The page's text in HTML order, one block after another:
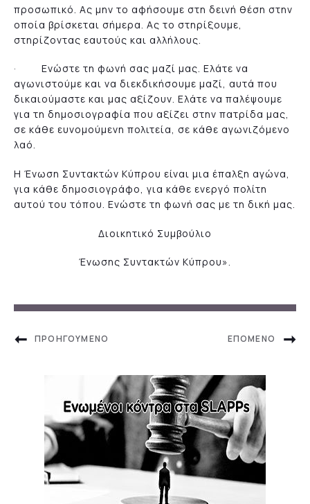
προσωπικό. Ας μην το αφήσουμε στη δεινή θέση στην
οποία βρίσκεται σήμερα. Ας το στηρίξουμε,
στηρίζοντας εαυτούς και αλλήλους.
· Ενώστε τη φωνή σας μαζί μας. Ελάτε να
αγωνιστούμε και να διεκδικήσουμε μαζί, αυτά που
δικαιούμαστε και μας αξίζουν. Ελάτε να παλέψουμε
για τη δημοσιογραφία που αξίζει στην πατρίδα μας,
σε κάθε ευνομούμενη πολιτεία, σε κάθε αγωνιζόμενο
λαό.
Η Ένωση Συντακτών Κύπρου είναι μια έπαλξη αγώνα,
για κάθε δημοσιογράφο, για κάθε ενεργό πολίτη
αυτού του τόπου. Ενώστε τη φωνή σας με τη δική μας.
Διοικητικό Συμβούλιο
Ένωσης Συντακτών Κύπρου».